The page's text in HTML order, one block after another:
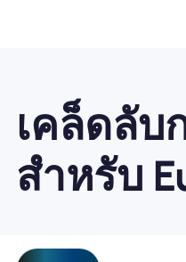
เคล็ดลับ
สำหรับ